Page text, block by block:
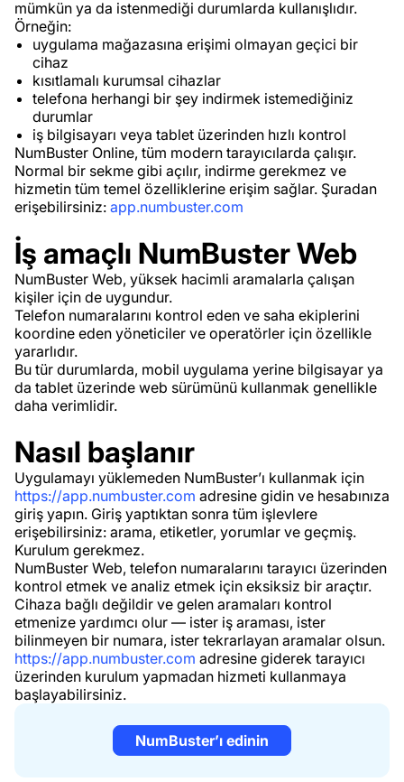
mümkün ya da istenmediği durumlarda kullanışlıdır.
Örneğin:
uygulama mağazasına erişimi olmayan geçici bir
cihaz
kısıtlamalı kurumsal cihazlar
telefona herhangi bir şey indirmek istemediğiniz
durumlar
iş bilgisayarı veya tablet üzerinden hızlı kontrol
NumBuster Online, tüm modern tarayıcılarda çalışır.
Normal bir sekme gibi açılır, indirme gerekmez ve
hizmetin tüm temel özelliklerine erişim sağlar. Şuradan
erişebilirsiniz: app.numbuster.com
İş amaçlı NumBuster Web
NumBuster Web, yüksek hacimli aramalarla çalışan
kişiler için de uygundur.
Telefon numaralarını kontrol eden ve saha ekiplerini
koordine eden yöneticiler ve operatörler için özellikle
yararlıdır.
Bu tür durumlarda, mobil uygulama yerine bilgisayar ya
da tablet üzerinde web sürümünü kullanmak genellikle
daha verimlidir.
Nasıl başlanır
Uygulamayı yüklemeden NumBuster’ı kullanmak için
https://app.numbuster.com adresine gidin ve hesabınıza
giriş yapın. Giriş yaptıktan sonra tüm işlevlere
erişebilirsiniz: arama, etiketler, yorumlar ve geçmiş.
Kurulum gerekmez.
NumBuster Web, telefon numaralarını tarayıcı üzerinden
kontrol etmek ve analiz etmek için eksiksiz bir araçtır.
Cihaza bağlı değildir ve gelen aramaları kontrol
etmenize yardımcı olur — ister iş araması, ister
bilinmeyen bir numara, ister tekrarlayan aramalar olsun.
https://app.numbuster.com adresine giderek tarayıcı
üzerinden kurulum yapmadan hizmeti kullanmaya
başlayabilirsiniz.
NumBuster’ı edinin